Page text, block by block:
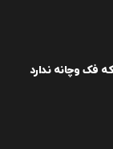
فک وچانه ندارد